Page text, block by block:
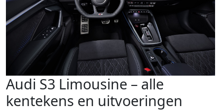
Audi S3 Limousine – alle
kentekens en uitvoeringen